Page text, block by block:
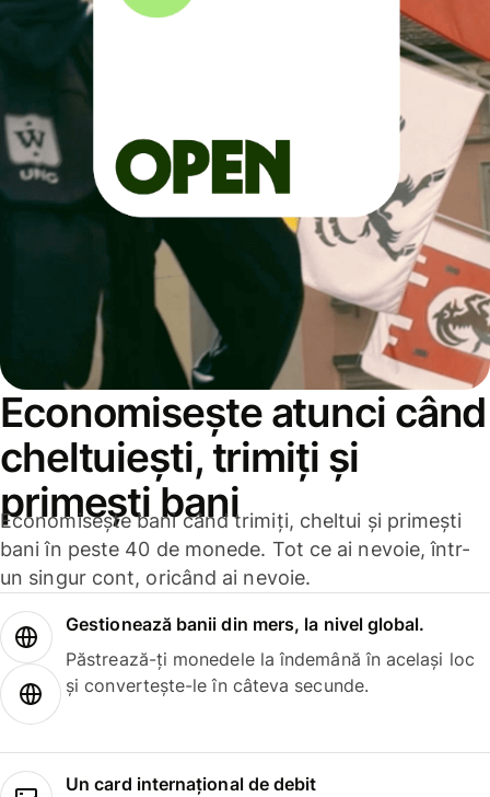
Economisește atunci când
cheltuiești, trimiți și
primești bani
Economisește bani când trimiți, cheltui și primești
bani în peste 40 de monede. Tot ce ai nevoie, într-
un singur cont, oricând ai nevoie.
Gestionează banii din mers, la nivel global.
Păstrează-ți monedele la îndemână în același loc
și convertește-le în câteva secunde.
Un card internațional de debit